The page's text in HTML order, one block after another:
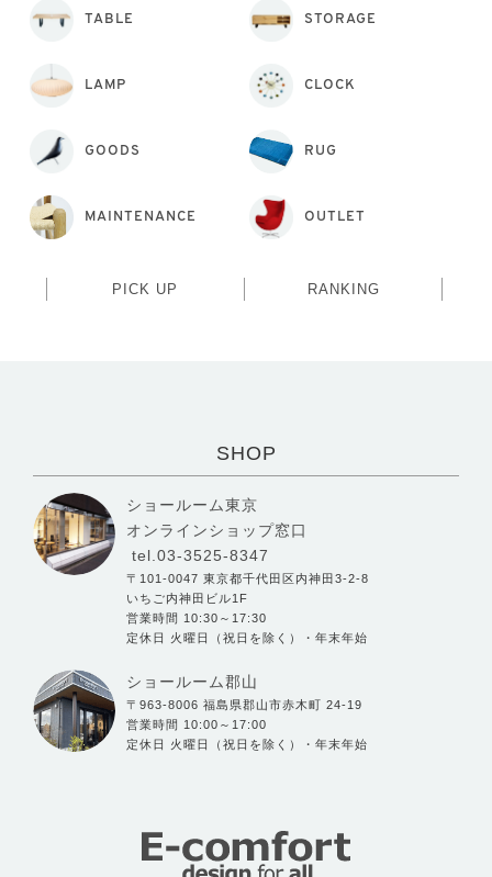
TABLE STORAGE
LAMP CLOCK
GOODS RUG
MAINTENANCE OUTLET
PICK UP RANKING
SHOP
ショールーム東京
オンラインショップ窓口
tel.03-3525-8347
〒101-0047 東京都千代田区内神田3-2-8
いちご内神田ビル1F
営業時間 10:30～17:30
定休日 火曜日（祝日を除く）・年末年始
ショールーム郡山
〒963-8006 福島県郡山市赤木町 24-19
営業時間 10:00～17:00
定休日 火曜日（祝日を除く）・年末年始